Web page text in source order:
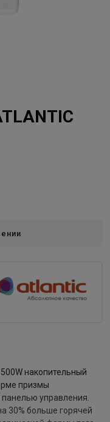
накопительный
призмы
управления.
30% больше горячей